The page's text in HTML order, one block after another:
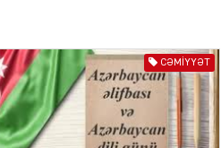
aparır
04.08.2026 4910
Prezident Gömrük
CƏMIYYƏT